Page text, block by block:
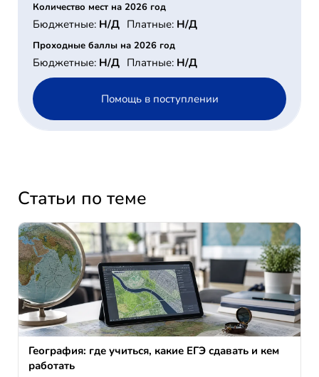
Количество мест на 2026 год
Бюджетные: Н/Д Платные: Н/Д
Проходные баллы на 2026 год
Бюджетные: Н/Д Платные: Н/Д
Помощь в поступлении
Статьи по теме
География: где учиться, какие ЕГЭ сдавать и кем
работать